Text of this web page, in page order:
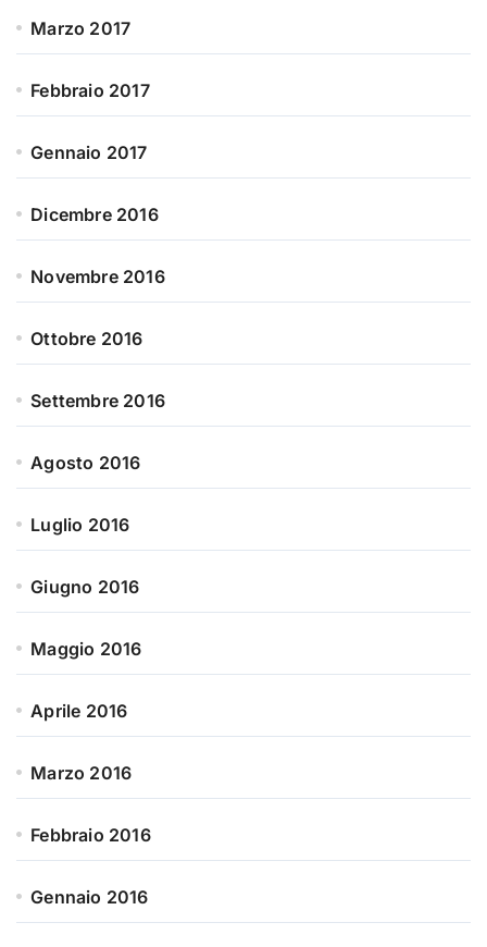
Marzo 2017
Febbraio 2017
Gennaio 2017
Dicembre 2016
Novembre 2016
Ottobre 2016
Settembre 2016
Agosto 2016
Luglio 2016
Giugno 2016
Maggio 2016
Aprile 2016
Marzo 2016
Febbraio 2016
Gennaio 2016